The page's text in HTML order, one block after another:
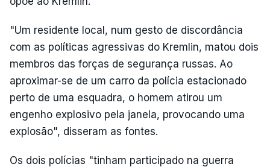
"Um residente local, num gesto de discordância
com as políticas agressivas do Kremlin, matou dois
membros das forças de segurança russas. Ao
aproximar-se de um carro da polícia estacionado
perto de uma esquadra, o homem atirou um
engenho explosivo pela janela, provocando uma
explosão", disseram as fontes.
Os dois polícias "tinham participado na guerra